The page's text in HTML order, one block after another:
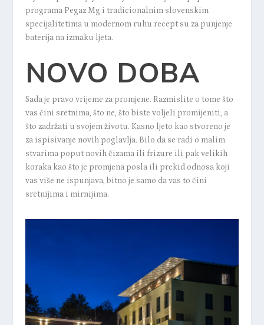
programa Pegaz Mg i tradicionalnim slovenskim
specijalitetima u modernom ruhu recept su za punjenje
baterija na izmaku ljeta.
NOVO DOBA
Sada je pravo vrijeme za promjene. Razmislite o tome što
vas čini sretnima, što ne, što biste voljeli promijeniti, a
što zadržati u svojem životu. Kasno ljeto kao stvoreno je
za ispisivanje novih poglavlja. Bilo da se radi o malim
stvarima poput novih čizama ili frizure ili pak velikih
koraka kao što je promjena posla ili prekid odnosa koji
vas više ne ispunjava, bitno je samo da vas to čini
sretnijima i mirnijima.